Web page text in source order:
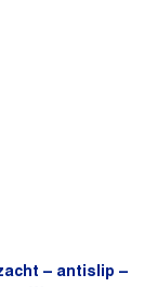
– antislip –